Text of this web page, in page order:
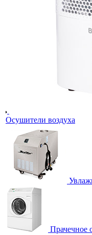
Осушители воздуха
Прачечное